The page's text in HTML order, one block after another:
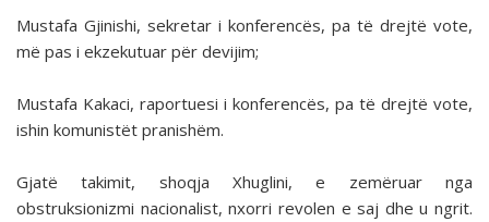
Mustafa Gjinishi, sekretar i konferencës, pa të drejtë vote,
më pas i ekzekutuar për devijim;
Mustafa Kakaci, raportuesi i konferencës, pa të drejtë vote,
ishin komunistët pranishëm.
Gjatë takimit, shoqja Xhuglini, e zemëruar nga
obstruksionizmi nacionalist, nxorri revolen e saj dhe u ngrit.